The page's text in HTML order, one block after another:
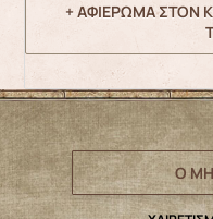
+ ΑΦΙΕΡΩΜΑ ΣΤΟΝ
Ο